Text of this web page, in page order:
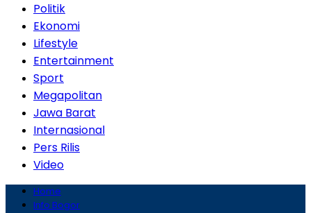
Politik
Ekonomi
Lifestyle
Entertainment
Sport
Megapolitan
Jawa Barat
Internasional
Pers Rilis
Video
Home
Info Bogor